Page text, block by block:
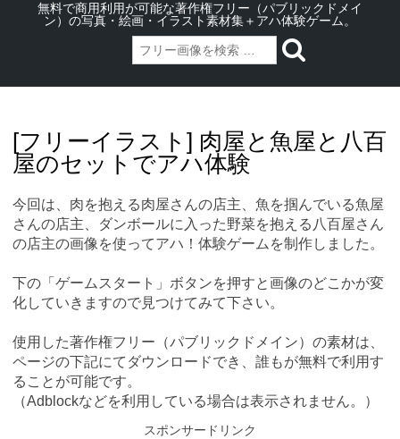
無料で商用利用が可能な著作権フリー（パブリックドメイ
ン）の写真・絵画・イラスト素材集＋アハ体験ゲーム。
content[フリーイラスト] 肉屋と魚屋と八百
屋のセットでアハ体験
今回は、肉を抱える肉屋さんの店主、魚を掴んでいる魚屋
さんの店主、ダンボールに入った野菜を抱える八百屋さん
の店主の画像を使ってアハ！体験ゲームを制作しました。
下の「ゲームスタート」ボタンを押すと画像のどこかが変
化していきますので見つけてみて下さい。
使用した著作権フリー（パブリックドメイン）の素材は、
ページの下記にてダウンロードでき、誰もが無料で利用す
ることが可能です。
（Adblockなどを利用している場合は表示されません。）
スポンサードリンク